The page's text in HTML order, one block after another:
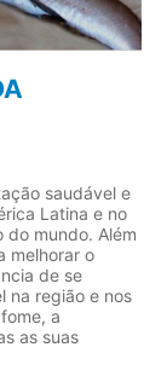
saudável e
Latina e no
do mundo. Além
melhorar o
de se
na região e nos
a
as suas